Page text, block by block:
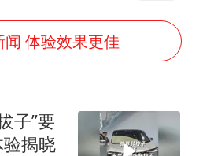
47岁妈妈突然产女 26岁女儿：很震惊
97岁英国奶奶飞上天再破吉尼斯纪录
国蔬菜之乡”最高温达41.8℃
如何把百年大党建设得更加坚强有力？
体验效果更佳
子”要
揭晓